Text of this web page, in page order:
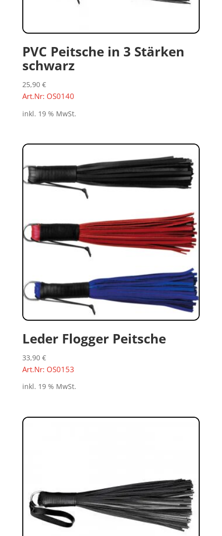
PVC Peitsche in 3 Stärken
schwarz
25,90 €
Art.Nr: OS0140
inkl. 19 % MwSt.
Leder Flogger Peitsche
33,90 €
Art.Nr: OS0153
inkl. 19 % MwSt.